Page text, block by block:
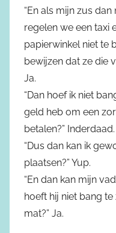
“En als mijn zus
regelen we een taxi
papierwinkel niet te
bewijzen dat ze die
Ja.
“Dan hoef ik niet
geld heb om een
betalen?” Inderdaad.
“Dus dan kan ik
plaatsen?” Yup.
“En dan kan mijn
hoeft hij niet bang
mat?” Ja.